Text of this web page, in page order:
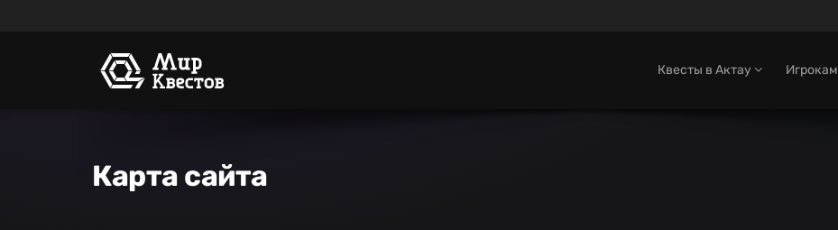
Квесты в Актау Игрокам
Карта сайта